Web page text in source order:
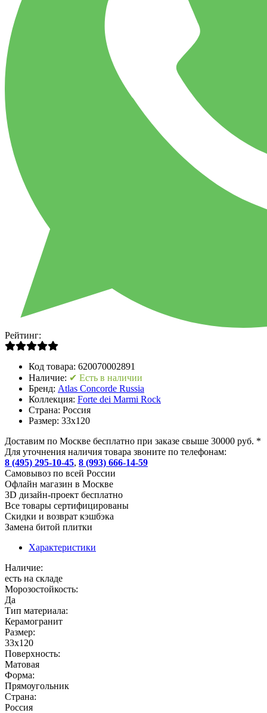
Рейтинг:
Код товара: 620070002891
Наличие: ✔ Есть в наличии
Бренд: Atlas Concorde Russia
Коллекция: Forte dei Marmi Rock
Страна: Россия
Размер: 33x120
Доставим по Москве бесплатно при заказе свыше 30000 руб. *
Для уточнения наличия товара звоните по телефонам:
8 (495) 295-10-45, 8 (993) 666-14-59
Cамовывоз по всей России
Офлайн магазин в Москве
3D дизайн-проект бесплатно
Все товары сертифицированы
Скидки и возврат кэшбэка
Замена битой плитки
Характеристики
Наличие:
есть на складе
Морозостойкость:
Да
Тип материала:
Керамогранит
Размер:
33x120
Поверхность:
Матовая
Форма:
Прямоугольник
Страна:
Россия